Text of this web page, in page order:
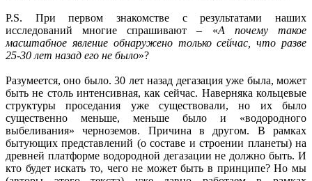
P.S. При первом знакомстве с результатами наших
исследований многие спрашивают – «А почему такое
масштабное явление обнаружено только сейчас, что разве
25-30 лет назад его не было»?
Разумеется, оно было. 30 лет назад дегазация уже была, может
быть не столь интенсивная, как сейчас. Наверняка кольцевые
структуры проседания уже существовали, но их было
существенно меньше, меньше было и «водородного
выбеливания» черноземов. Причина в другом. В рамках
бытующих представлений (о составе и строении планеты) на
древней платформе водородной дегазации не должно быть. И
кто будет искать то, чего не может быть в принципе? Но мы